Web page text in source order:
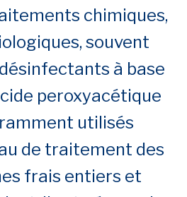
chimiques,
souvent
à base
peroxyacétique
utilisés
de traitement des
frais entiers et